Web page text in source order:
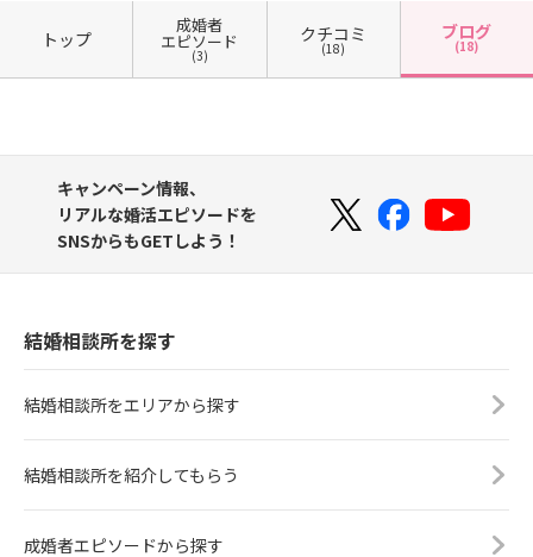
トップ
成婚者
エピソード
(3)
クチコミ
(18)
ブログ
(18)
キャンペーン情報、
リアルな婚活エピソードを
SNSからもGETしよう！
結婚相談所を探す
結婚相談所をエリアから探す
結婚相談所を紹介してもらう
成婚者エピソードから探す